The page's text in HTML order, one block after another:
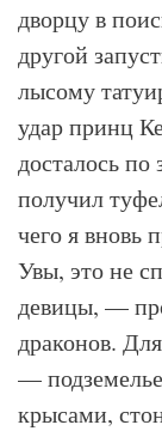
дворцу в
другой
лысому
удар принц
досталось по
получил
чего я вновь
Увы, это не
девицы, —
драконов.
—
крысами,